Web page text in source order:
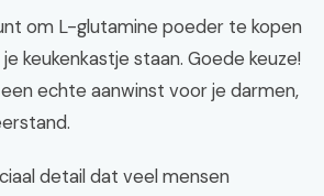
om L-glutamine poeder te kopen
keukenkastje staan. Goede keuze!
echte aanwinst voor je darmen,
detail dat veel mensen